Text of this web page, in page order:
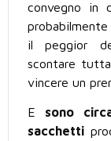
convegno in
il peggior
scontare
vincere un
E sono
sacchetti